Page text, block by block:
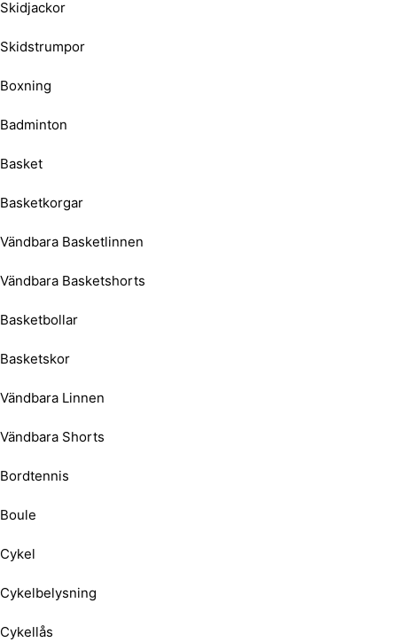
Skidjackor
Skidstrumpor
Boxning
Badminton
Basket
Basketkorgar
Vändbara Basketlinnen
Vändbara Basketshorts
Basketbollar
Basketskor
Vändbara Linnen
Vändbara Shorts
Bordtennis
Boule
Cykel
Cykelbelysning
Cykellås